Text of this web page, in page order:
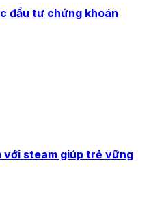
đầu tư chứng khoán
với steam giúp trẻ vững